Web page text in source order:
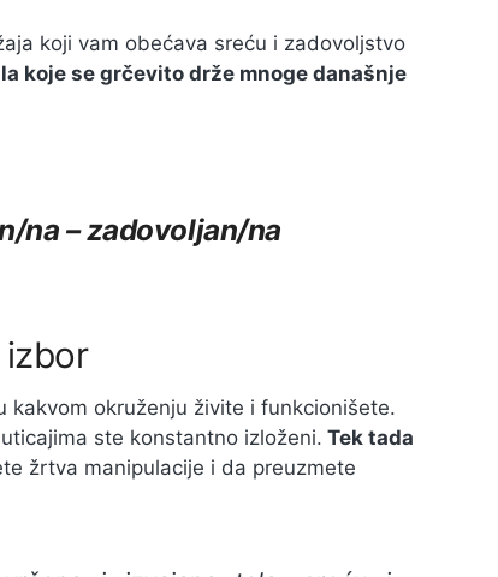
koji vam obećava sreću i zadovoljstvo
koje se grčevito drže mnoge današnje
na – zadovoljan/na
izbor
okruženju živite i funkcionišete.
ste konstantno izloženi. Tek tada
žrtva manipulacije i da preuzmete